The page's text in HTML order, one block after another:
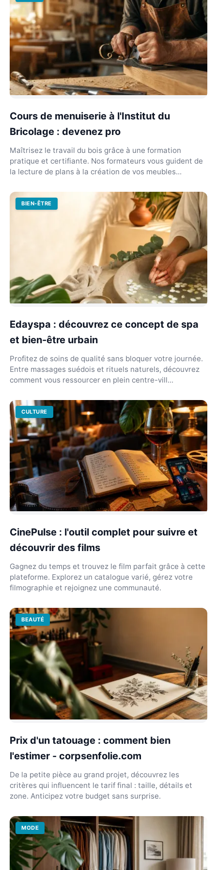
Cours de menuiserie à l'Institut du
Bricolage : devenez pro
Maîtrisez le travail du bois grâce à une formation
pratique et certifiante. Nos formateurs vous guident de
la lecture de plans à la création de vos meubles...
BIEN-ÊTRE
Edayspa : découvrez ce concept de spa
et bien-être urbain
Profitez de soins de qualité sans bloquer votre journée.
Entre massages suédois et rituels naturels, découvrez
comment vous ressourcer en plein centre-vill...
CULTURE
CinePulse : l'outil complet pour suivre et
découvrir des films
Gagnez du temps et trouvez le film parfait grâce à cette
plateforme. Explorez un catalogue varié, gérez votre
filmographie et rejoignez une communauté.
BEAUTÉ
Prix d'un tatouage : comment bien
l'estimer - corpsenfolie.com
De la petite pièce au grand projet, découvrez les
critères qui influencent le tarif final : taille, détails et
zone. Anticipez votre budget sans surprise.
MODE